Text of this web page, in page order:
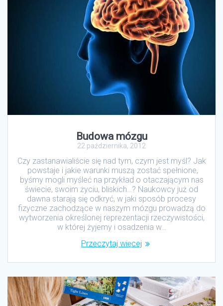
Budowa mózgu
22 października, 2012
Czy zastanawialiście się nad tym, czym jest myśl? Jak
powstaje i jakie warunki muszą zostać spełnione,
byśmy mogli myśleć na przykład o otaczającym nas
świecie, swoim życiu, bliskich…? Naukowcy już od
dawna starają się odkryć, w jaki sposób procesy
fizyczne zachodzące w naszym mózgu prowadzą do
wytworzenia określonej reprezentacji rzeczywistości,
w której żyjemy i osadzenia w…
Przeczytaj więcej